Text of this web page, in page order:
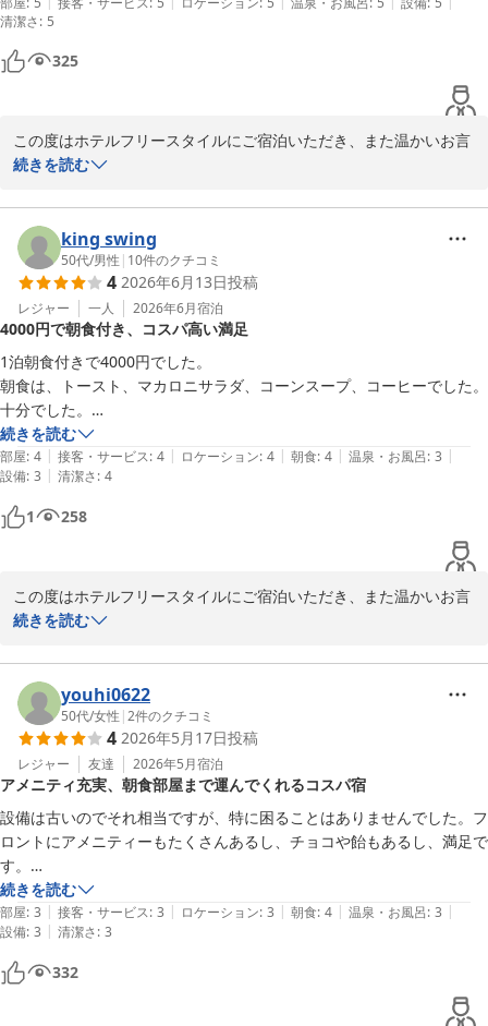
また利用したいです。ありがとうございます。
清潔さ: 5
325
この度はホテルフリースタイルにご宿泊いただき、また温かいお言
葉をお寄せいただき誠にありがとうございます。
お客様のまたのお越しをスタッフ一同お待ちしております
ＨＯＴＥＬ ＦＲＥＥ ＳＴＹＬＥ
2026-06-21
続きを読む
king swing
50代/男性 | 10件のクチコミ
4 2026年6月13日投稿
レジャー 一人 2026年6月宿泊
4000円で朝食付き、コスパ高い満足
1泊朝食付きで4000円でした。
朝食は、トースト、マカロニサラダ、コーンスープ、コーヒーでした。
十分でした。
部屋は確かに古いですけど、思ったよりも狭くなく、広さには満足。
エアコン効くし、掃除はきちんとしてあったと思います。部屋はドアを
閉めれば自然にロックされるので、実際のオートロックと同じなんでよ
かったです。
4,000円で朝食ついてこれなら、コストパフォーマンスは高いと言えま
続きを読む
部屋: 4 | 接客・サービス: 4 | ロケーション: 4 | 朝食: 4 | 温泉・お風呂: 3 |
設備: 3 | 清潔さ: 4
1 258
この度はホテルフリースタイルにご宿泊いただき、また温かいお言
葉をお寄せいただき誠にありがとうございます。
ＨＯＴＥＬ ＦＲＥＥ ＳＴＹＬＥ
2026-06-21
続きを読む
youhi0622
50代/女性 |2件のクチコミ
4 2026年5月17日投稿
レジャー 友達 2026年5月宿泊
アメニティ充実、朝食部屋まで運んでくれるコスパ宿
設備は古いのでそれ相当ですが、特に困ることはありませんでした。フ
ロントにアメニティーもたくさんあるし、チョコや飴もあるし、満足で
す。
朝食を部屋まで持ってきてくれるのもありがたいです。
この値段でしたらまた利用したいです。
続きを読む
部屋: 3 | 接客・サービス: 3 | ロケーション: 3 | 朝食: 4 | 温泉・お風呂: 3 |
設備: 3 | 清潔さ: 3
332